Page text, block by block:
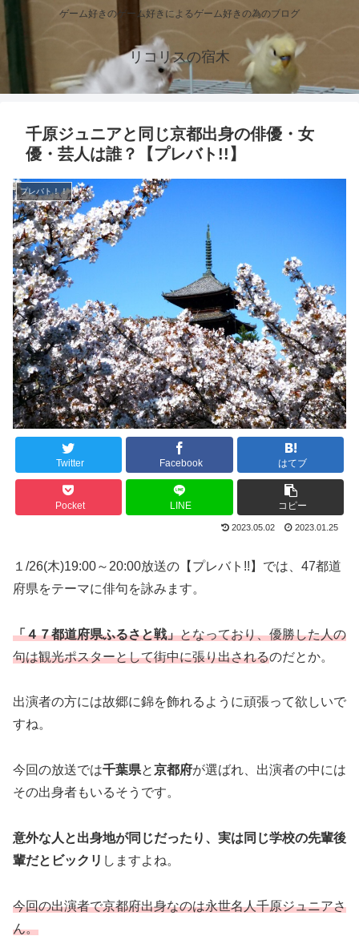
ゲーム好きのゲーム好きによるゲーム好きの為のブログ
リコリスの宿木
千原ジュニアと同じ京都出身の俳優・女
優・芸人は誰？【プレバト!!】
プレバト！！
Twitter Facebook はてブ
Pocket LINE コピー
2023.05.02 2023.01.25
１/26(木)19:00～20:00放送の【プレバト!!】では、47都道
府県をテーマに俳句を詠みます。
「４７都道府県ふるさと戦」となっており、優勝した人の
句は観光ポスターとして街中に張り出されるのだとか。
出演者の方には故郷に錦を飾れるように頑張って欲しいで
すね。
今回の放送では千葉県と京都府が選ばれ、出演者の中には
その出身者もいるそうです。
意外な人と出身地が同じだったり、実は同じ学校の先輩後
輩だとビックリ しますよね。
今回の出演者で京都府出身なのは永世名人千原ジュニアさ
ん。